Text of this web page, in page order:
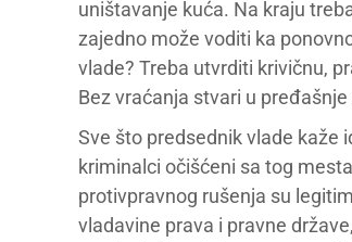
uništavanje kuća. Na kraju
zajedno može voditi ka
vlade? Treba utvrditi krivičnu,
Bez vraćanja stvari u
Sve što predsednik vlade kaže
kriminalci očišćeni sa tog
protivpravnog rušenja su
vladavine prava i pravne